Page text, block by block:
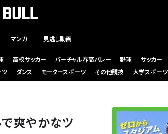
マンガ 見逃し動画
高校サッカー バーチャル春高バレー 野球 サッカー
ツ ダンス モータースポーツ その他競技 大学スポーツ
爽やかなツ